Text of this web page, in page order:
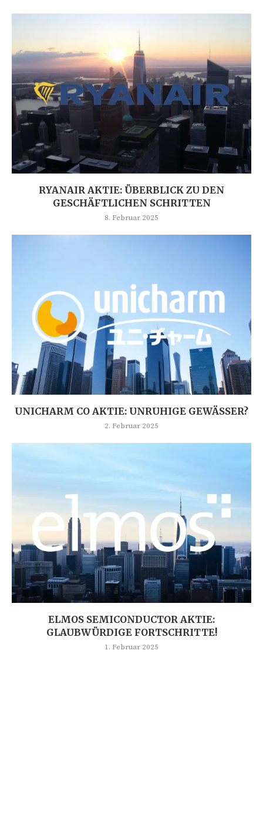
RYANAIR AKTIE: ÜBERBLICK ZU DEN
GESCHÄFTLICHEN SCHRITTEN
8. Februar 2025
UNICHARM CO AKTIE: UNRUHIGE GEWÄSSER?
2. Februar 2025
ELMOS SEMICONDUCTOR AKTIE:
GLAUBWÜRDIGE FORTSCHRITTE!
1. Februar 2025